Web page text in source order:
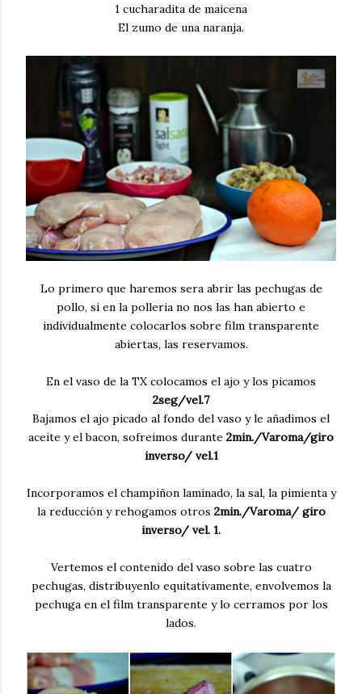
1 cucharadita de maicena
El zumo de una naranja.
Lo primero que haremos sera abrir las pechugas de
pollo, si en la polleria no nos las han abierto e
individualmente colocarlos sobre film transparente
abiertas, las reservamos.
En el vaso de la TX colocamos el ajo y los picamos
2seg/vel.7
Bajamos el ajo picado al fondo del vaso y le añadimos el
aceite y el bacon, sofreimos durante 2min./Varoma/giro
inverso/ vel.1
Incorporamos el champiñon laminado, la sal, la pimienta y
la reducción y rehogamos otros 2min./Varoma/ giro
inverso/ vel. 1.
Vertemos el contenido del vaso sobre las cuatro
pechugas, distribuyenlo equitativamente, envolvemos la
pechuga en el film transparente y lo cerramos por los
lados.